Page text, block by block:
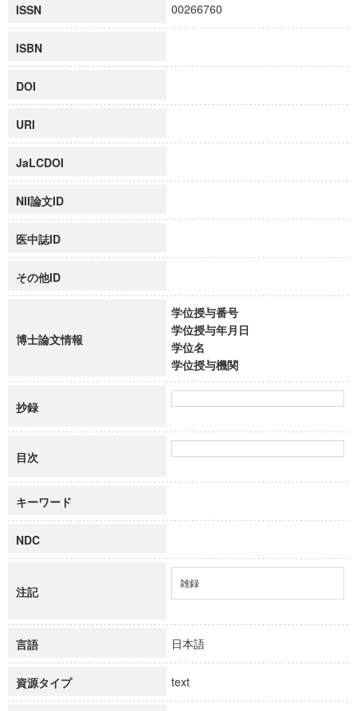
ISSN 00266760
ISBN
DOI
URI
JaLCDOI
NII論文ID
医中誌ID
その他ID
博士論文情報
学位授与番号
学位授与年月日
学位名
学位授与機関
抄録
目次
キーワード
NDC
注記
雑録
言語 日本語
資源タイプ text